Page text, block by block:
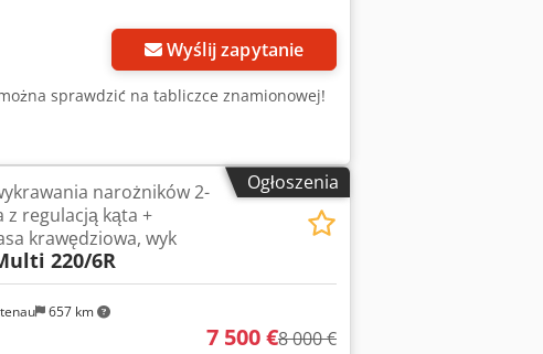
Wyślij zapytanie
sprawdzić na tabliczce znamionowej!
Ogłoszenia
657 km
narożników 2-
z regulacją kąta +
krawędziowa, wyk
220/6R
7 500 €8 000 €